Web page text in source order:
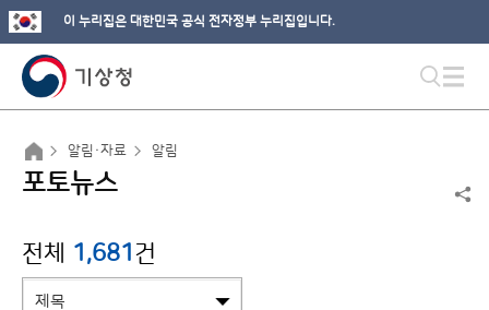
이 누리집은 대한민국 공식 전자정부 누리집입니다.
알림·자료 알림
포토뉴스
전체 1,681건